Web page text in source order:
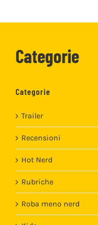
Categorie
Categorie
Trailer
Recensioni
Hot Nerd
Rubriche
Roba meno nerd